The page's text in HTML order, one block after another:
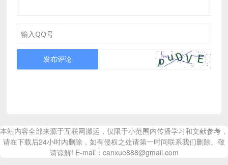
发布评论
本站内容全部来源于互联网搬运，仅限于小范围内传播学习和文献参考，
请在下载后24小时内删除，如有侵权之处请第一时间联系我们删除。敬
请谅解! E-mail：canxue888@gmail.com